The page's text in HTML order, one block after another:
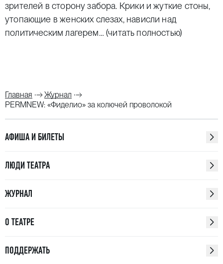
зрителей в сторону забора. Крики и жуткие стоны,
утопающие в женских слезах, нависли над
политическим лагерем… (читать полностью)
Главная
Журнал
PERMNEW: «Фиделио» за колючей проволокой
АФИША И БИЛЕТЫ
ЛЮДИ ТЕАТРА
ЖУРНАЛ
О ТЕАТРЕ
ПОДДЕРЖАТЬ